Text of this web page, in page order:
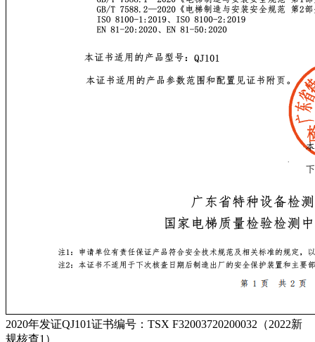
2020年发证QJ101证书编号：TSX F32003720200032（2022新
规核查1）